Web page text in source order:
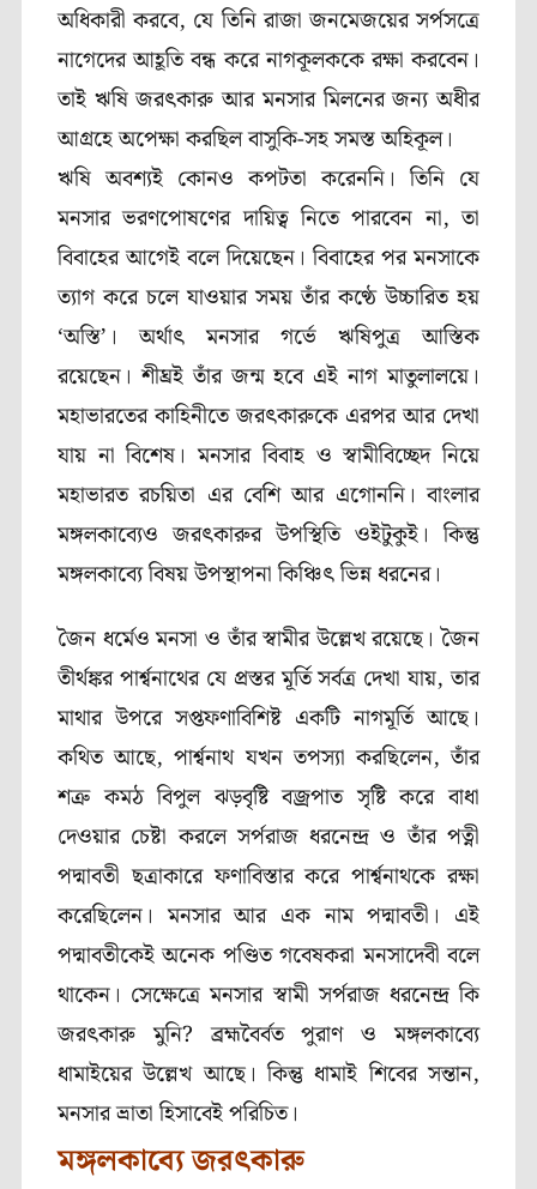
অধিকারী করবে, যে তিনি রাজা জনমেজয়ের সর্পসত্রে
নাগেদের আহূতি বন্ধ করে নাগকূলককে রক্ষা করবেন।
তাই ঋষি জরৎকারু আর মনসার মিলনের জন্য অধীর
আগ্রহে অপেক্ষা করছিল বাসুকি-সহ সমস্ত অহিকূল।
ঋষি অবশ্যই কোনও কপটতা করেননি। তিনি যে
মনসার ভরণপোষণের দায়িত্ব নিতে পারবেন না, তা
বিবাহের আগেই বলে দিয়েছেন। বিবাহের পর মনসাকে
ত্যাগ করে চলে যাওয়ার সময় তাঁর কণ্ঠে উচ্চারিত হয়
‘অস্তি’। অর্থাৎ মনসার গর্ভে ঋষিপুত্র আস্তিক
রয়েছেন। শীঘ্রই তাঁর জন্ম হবে এই নাগ মাতুলালয়ে।
মহাভারতের কাহিনীতে জরৎকারুকে এরপর আর দেখা
যায় না বিশেষ। মনসার বিবাহ ও স্বামীবিচ্ছেদ নিয়ে
মহাভারত রচয়িতা এর বেশি আর এগোননি। বাংলার
মঙ্গলকাব্যেও জরৎকারুর উপস্থিতি ওইটুকুই। কিন্তু
মঙ্গলকাব্যে বিষয় উপস্থাপনা কিঞ্চিৎ ভিন্ন ধরনের।
জৈন ধর্মেও মনসা ও তাঁর স্বামীর উল্লেখ রয়েছে। জৈন
তীর্থঙ্কর পার্শ্বনাথের যে প্রস্তর মূর্তি সর্বত্র দেখা যায়, তার
মাথার উপরে সপ্তফণাবিশিষ্ট একটি নাগমূর্তি আছে।
কথিত আছে, পার্শ্বনাথ যখন তপস্যা করছিলেন, তাঁর
শত্রু কমঠ বিপুল ঝড়বৃষ্টি বজ্রপাত সৃষ্টি করে বাধা
দেওয়ার চেষ্টা করলে সর্পরাজ ধরনেন্দ্র ও তাঁর পত্নী
পদ্মাবতী ছত্রাকারে ফণাবিস্তার করে পার্শ্বনাথকে রক্ষা
করেছিলেন। মনসার আর এক নাম পদ্মাবতী। এই
পদ্মাবতীকেই অনেক পণ্ডিত গবেষকরা মনসাদেবী বলে
থাকেন। সেক্ষেত্রে মনসার স্বামী সর্পরাজ ধরনেন্দ্র কি
জরৎকারু মুনি? ব্রহ্মবৈর্বত পুরাণ ও মঙ্গলকাব্যে
ধামাইয়ের উল্লেখ আছে। কিন্তু ধামাই শিবের সন্তান,
মনসার ভ্রাতা হিসাবেই পরিচিত।
মঙ্গলকাব্যে জরৎকারু